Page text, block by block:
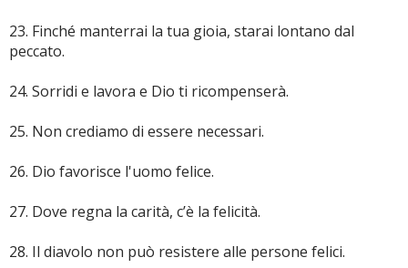
23. Finché manterrai la tua gioia, starai lontano dal
peccato.
24. Sorridi e lavora e Dio ti ricompenserà.
25. Non crediamo di essere necessari.
26. Dio favorisce l'uomo felice.
27. Dove regna la carità, c’è la felicità.
28. Il diavolo non può resistere alle persone felici.